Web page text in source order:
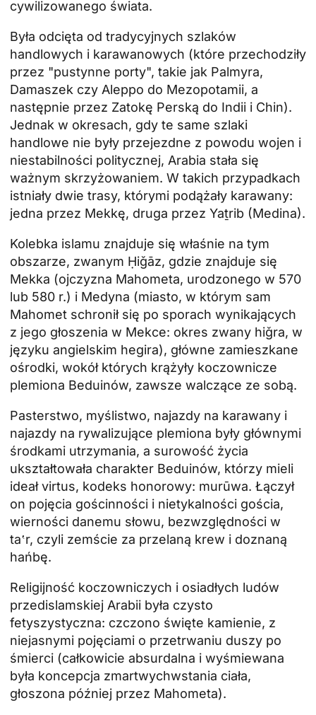
cywilizowanego świata.
Była odcięta od tradycyjnych szlaków
handlowych i karawanowych (które przechodziły
przez "pustynne porty", takie jak Palmyra,
Damaszek czy Aleppo do Mezopotamii, a
następnie przez Zatokę Perską do Indii i Chin).
Jednak w okresach, gdy te same szlaki
handlowe nie były przejezdne z powodu wojen i
niestabilności politycznej, Arabia stała się
ważnym skrzyżowaniem. W takich przypadkach
istniały dwie trasy, którymi podążały karawany:
jedna przez Mekkę, druga przez Yaṯrib (Medina).
Kolebka islamu znajduje się właśnie na tym
obszarze, zwanym Ḥiǧāz, gdzie znajduje się
Mekka (ojczyzna Mahometa, urodzonego w 570
lub 580 r.) i Medyna (miasto, w którym sam
Mahomet schronił się po sporach wynikających
z jego głoszenia w Mekce: okres zwany hiǧra, w
języku angielskim hegira), główne zamieszkane
ośrodki, wokół których krążyły koczownicze
plemiona Beduinów, zawsze walczące ze sobą.
Pasterstwo, myślistwo, najazdy na karawany i
najazdy na rywalizujące plemiona były głównymi
środkami utrzymania, a surowość życia
ukształtowała charakter Beduinów, którzy mieli
ideał virtus, kodeks honorowy: murūwa. Łączył
on pojęcia gościnności i nietykalności gościa,
wierności danemu słowu, bezwzględności w
ta‛r, czyli zemście za przelaną krew i doznaną
hańbę.
Religijność koczowniczych i osiadłych ludów
przedislamskiej Arabii była czysto
fetyszystyczna: czczono święte kamienie, z
niejasnymi pojęciami o przetrwaniu duszy po
śmierci (całkowicie absurdalna i wyśmiewana
była koncepcja zmartwychwstania ciała,
głoszona później przez Mahometa).